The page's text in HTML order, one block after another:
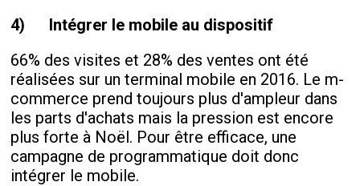
4)
Intégrer le mobile au dispositif
66% des visites et 28% des ventes ont été
réalisées sur un terminal mobile en 2016. Le m-
commerce prend toujours plus d'ampleur dans
les parts d'achats mais la pression est encore
plus forte à Noël. Pour être efficace, une
campagne de programmatique doit donc
intégrer le mobile.